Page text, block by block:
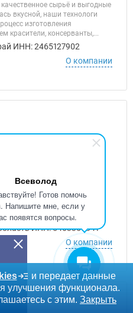
Всеволод
Готов помочь
Напишите мне, если у
появятся вопросы.
сырьё и выгодные
вкусной, наши технологи
изготовления
красители, консерванты,...
ИНН: 2465127902
О компании
Розничная торговля
мелким оптом
востока. Сотрудничаем
Организация
ИНН: 5403358341
О компании
и передает данные
улучшения функционала.
с этим. Закрыть